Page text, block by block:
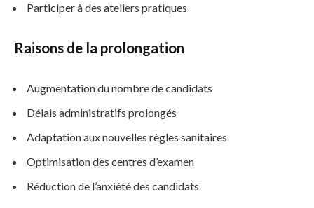
Participer à des ateliers pratiques
Raisons de la prolongation
Augmentation du nombre de candidats
Délais administratifs prolongés
Adaptation aux nouvelles règles sanitaires
Optimisation des centres d’examen
Réduction de l’anxiété des candidats